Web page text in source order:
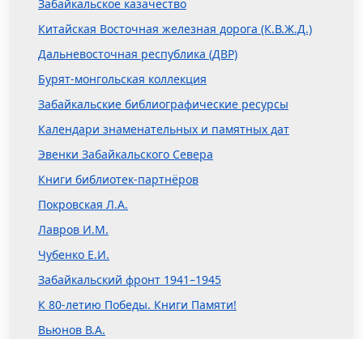
Забайкальское казачество
Китайская Восточная железная дорога (К.В.Ж.Д.)
Дальневосточная республика (ДВР)
Бурят-монгольская коллекция
Забайкальские библиографические ресурсы
Календари знаменательных и памятных дат
Эвенки Забайкальского Севера
Книги библиотек-партнёров
Покровская Л.А.
Лавров И.М.
Чубенко Е.И.
Забайкальский фронт 1941–1945
К 80-летию Победы. Книги Памяти!
Вьюнов В.А.